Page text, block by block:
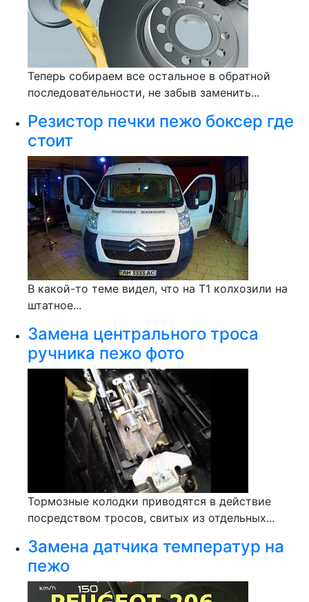
Теперь собираем все остальное в обратной
последовательности, не забыв заменить...
Резистор печки пежо боксер где
стоит
В какой-то теме видел, что на Т1 колхозили на
штатное...
Замена центрального троса
ручника пежо фото
Тормозные колодки приводятся в действие
посредством тросов, свитых из отдельных...
Замена датчика температур на
пежо